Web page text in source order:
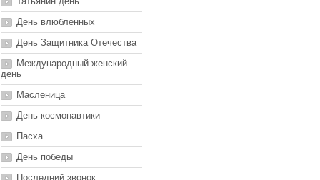
День влюбленных
День Защитника Отечества
Международный женский
день
Масленица
День космонавтики
Пасха
День победы
Последний звонок